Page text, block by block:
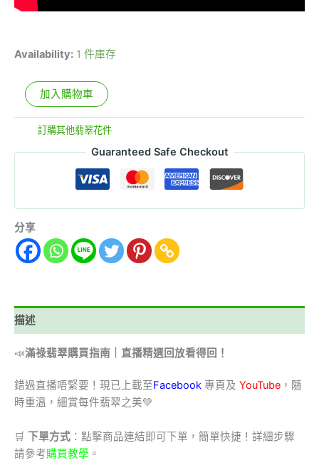
Availability: 1 件庫存
加入購物車
訂購其他翡翠花件
Guaranteed Safe Checkout
分享
描述
📣滿祿翡翠購買指南｜直播精選回放看得回！
錯過直播唔緊要！現已上載至Facebook 專頁及 YouTube ，隨
時重溫，細賞每件翡翠之美💚
🛒 下單方式 ：點擊商品連結即可下單，簡單快捷！詳細步驟
請參考購買教學 。